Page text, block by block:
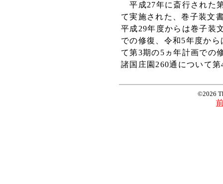
平成27年に斎行された
て実施された、巻子装文
平成29年度からは巻子装
での修復、令和5年度か
て第3期の5ヵ年計画での
諸国庄園260通について
©2026